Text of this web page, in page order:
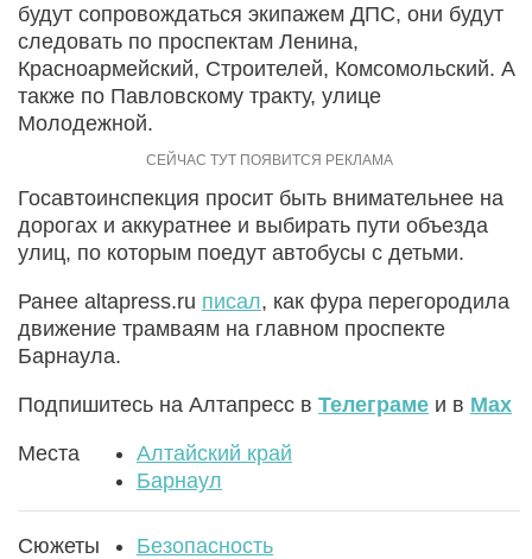
будут сопровождаться экипажем ДПС, они будут
следовать по проспектам Ленина,
Красноармейский, Строителей, Комсомольский. А
также по Павловскому тракту, улице
Молодежной.
Госавтоинспекция просит быть внимательнее на
дорогах и аккуратнее и выбирать пути объезда
улиц, по которым поедут автобусы с детьми.
Ранее altapress.ru писал, как фура перегородила
движение трамваям на главном проспекте
Барнаула.
Подпишитесь на Алтапресс в Телеграме и в Max
Места
Алтайский край
Барнаул
Сюжеты
Безопасность